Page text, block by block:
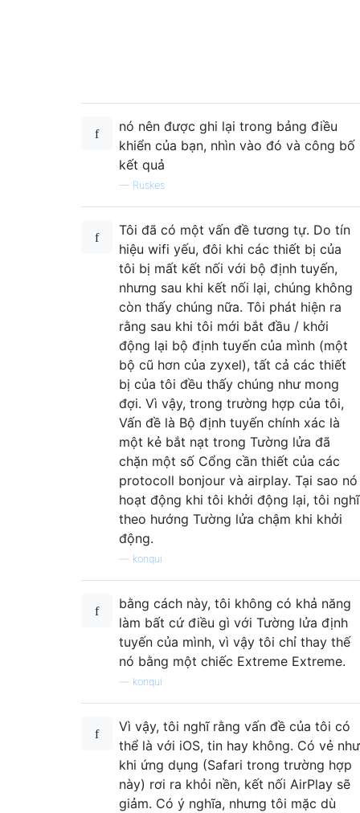
nó nên được ghi lại trong bảng điều
khiển của bạn, nhìn vào đó và công bố
kết quả
— Ruskes
Tôi đã có một vấn đề tương tự. Do tín
hiệu wifi yếu, đôi khi các thiết bị của
tôi bị mất kết nối với bộ định tuyến,
nhưng sau khi kết nối lại, chúng không
còn thấy chúng nữa. Tôi phát hiện ra
rằng sau khi tôi mới bắt đầu / khởi
động lại bộ định tuyến của mình (một
bộ cũ hơn của zyxel), tất cả các thiết
bị của tôi đều thấy chúng như mong
đợi. Vì vậy, trong trường hợp của tôi,
Vấn đề là Bộ định tuyến chính xác là
một kẻ bắt nạt trong Tường lửa đã
chặn một số Cổng cần thiết của các
protocoll bonjour và airplay. Tại sao nó
hoạt động khi tôi khởi động lại, tôi nghĩ
theo hướng Tường lửa chậm khi khởi
động.
konqui
bằng cách này, tôi không có khả năng
làm bất cứ điều gì với Tường lửa định
tuyến của mình, vì vậy tôi chỉ thay thế
nó bằng một chiếc Extreme Extreme.
konqui
Vì vậy, tôi nghĩ rằng vấn đề của tôi có
thể là với iOS, tin hay không. Có vẻ như
khi ứng dụng (Safari trong trường hợp
này) rơi ra khỏi nền, kết nối AirPlay sẽ
giảm. Có ý nghĩa, nhưng tôi mặc dù